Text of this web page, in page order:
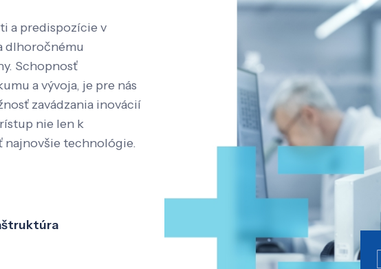
a predispozície v
dlhoročnému
Schopnosť
a vývoja, je pre nás
zavádzania inovácií
nie len k
najnovšie technológie.